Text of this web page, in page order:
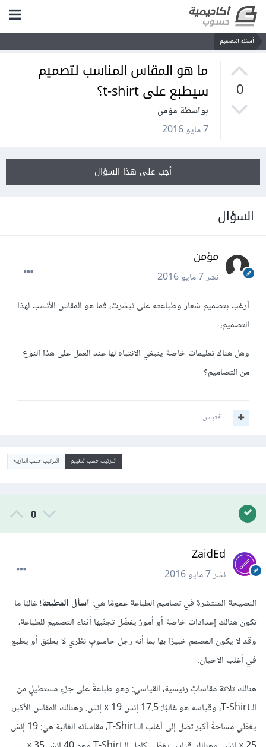
أسئلة التصميم
0
ما هو المقاس المناسب لتصميم
سيطبع على t-shirt؟
بواسطة مؤمن
7 مايو 2016
أجب على هذا السؤال
السؤال
مؤمن
نشر7 مايو 2016
أرغب بتصميم شعار وطباعته على تيشرت، فما هو المقاس الأنسب لهذا
التصميم،
وهل هناك تعليمات خاصة ينبغي الانتباه لها عند العمل على هذا النوع
من التصاميم؟
اقتباس
الترتيب حسب التقييم الترتيب حسب التاريخ
0
ZaidEd
نشر7 مايو 2016
النصيحة المنتشرة في تصاميم الطباعة عمومًا هي: اسأل المطبعة! غالبًا ما
تكون هنالك إعدادات خاصة أو أمورٌ يفضّل تجنّبها أثناء التصميم للطباعة،
وقد لا يكون المصمم خبيرًا بها بما أنه رجل حاسوبٍ نظري لا يطبّق أو يطبع
في أغلب الأحيان.
هنالك ثلاثة مقاساتٍ رئيسية، القياسي: وهو طباعةٌ على جزءٍ مستطيلٍ من
الـT-Shirt، وقياسه هو غالبًا: 17.5 إنش x 19 إنش. وهنالك المقاس الأكبر،
يغطّي مساحةً أكبر تصل إلى أغلب الـT-Shirt، مقاساته الغالبة هي: 19 إنش